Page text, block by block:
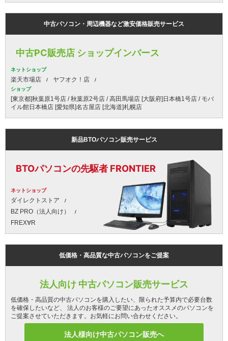
中古パソコン・周辺機器など激安価格販売サービス
中古PC販売店 ショップインバース
ネットショップ
楽天市場店 ヤフオク！店
ショップ
[東京都]秋葉原1号店 / 秋葉原2号店 / 高田馬場店 [大阪府]日本橋1号店 / モバ
イル館日本橋店 [愛知県]名古屋店 [北海道]札幌店
新品BTOパソコン販売サービス
BTOパソコンの先駆者 FRONTIER
ネットショップ
ダイレクトストア
BZ PRO（法人向け）
FREX∀R
低価格・高品質な中古パソコンをご提案
法人向け 中古パソコン販売サービス
低価格・高品質の中古パソコンを購入したい、限られた予算内で必要台数
を確保したいなど、 法人のお客様のご要望にあったオススメのパソコンを
ご提案させていただきます。お気軽にお問い合わせください。
法人様向け中古パソコン販売へ